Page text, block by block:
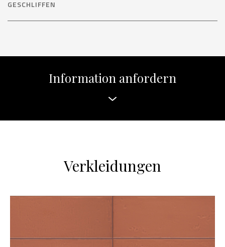
GESCHLIFFEN
Information anfordern
Verkleidungen